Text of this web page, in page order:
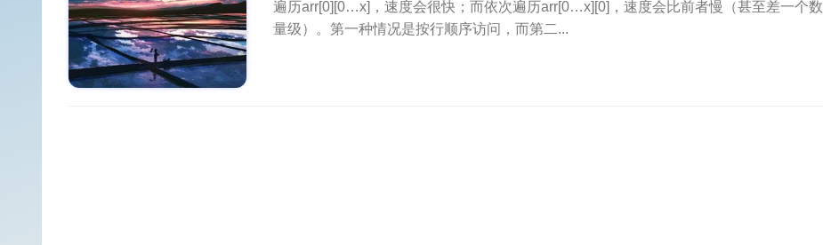
遍历arr[0][0…x]，速度会很快；而依次遍历arr[0…x][0]，速度会比前者慢（甚至差一个数
量级）。第一种情况是按行顺序访问，而第二...